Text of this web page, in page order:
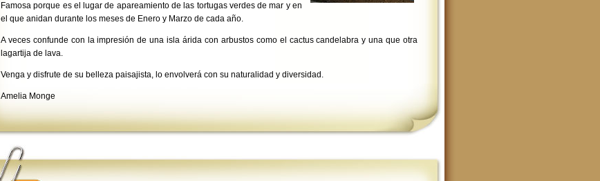
Famosa porque es el lugar de apareamiento de las tortugas verdes de mar y en
el que anidan durante los meses de Enero y Marzo de cada año.
A veces confunde con la impresión de una isla árida con arbustos como el cactus candelabra y una que otra
lagartija de lava.
Venga y disfrute de su belleza paisajista, lo envolverá con su naturalidad y diversidad.
Amelia Monge